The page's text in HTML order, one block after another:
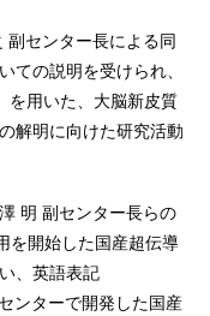
副センター長による同
ての説明を受けられ、
を用いた、大脳新皮質
解明に向けた研究活動
明 副センター長らの
を開始した国産超伝導
、英語表記
ンターで開発した国産